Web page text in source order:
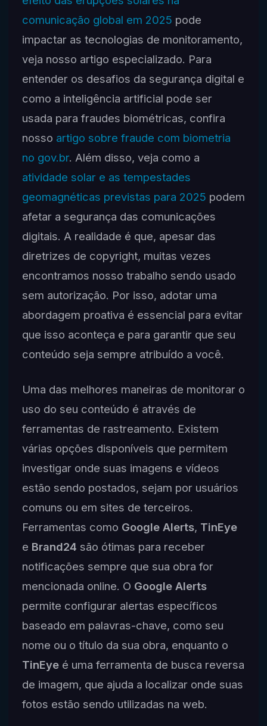
comunicação global em 2025 pode
impactar as tecnologias de monitoramento,
veja nosso artigo especializado. Para
entender os desafios da segurança digital e
como a inteligência artificial pode ser
usada para fraudes biométricas, confira
nosso artigo sobre fraude com biometria
no gov.br. Além disso, veja como a
atividade solar e as tempestades
geomagnéticas previstas para 2025 podem
afetar a segurança das comunicações
digitais. A realidade é que, apesar das
diretrizes de copyright, muitas vezes
encontramos nosso trabalho sendo usado
sem autorização. Por isso, adotar uma
abordagem proativa é essencial para evitar
que isso aconteça e para garantir que seu
conteúdo seja sempre atribuído a você.
Uma das melhores maneiras de monitorar o
uso do seu conteúdo é através de
ferramentas de rastreamento. Existem
várias opções disponíveis que permitem
investigar onde suas imagens e vídeos
estão sendo postados, sejam por usuários
comuns ou em sites de terceiros.
Ferramentas como Google Alerts, TinEye
e Brand24 são ótimas para receber
notificações sempre que sua obra for
mencionada online. O Google Alerts
permite configurar alertas específicos
baseado em palavras-chave, como seu
nome ou o título da sua obra, enquanto o
TinEyeé uma ferramenta de busca reversa
de imagem, que ajuda a localizar onde suas
fotos estão sendo utilizadas na web.